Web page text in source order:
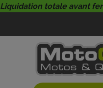
Liquidation totale avant